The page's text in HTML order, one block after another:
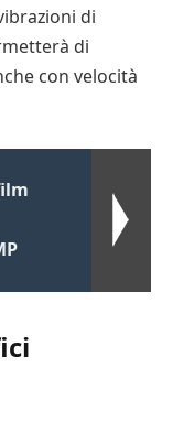
di
di
con velocità